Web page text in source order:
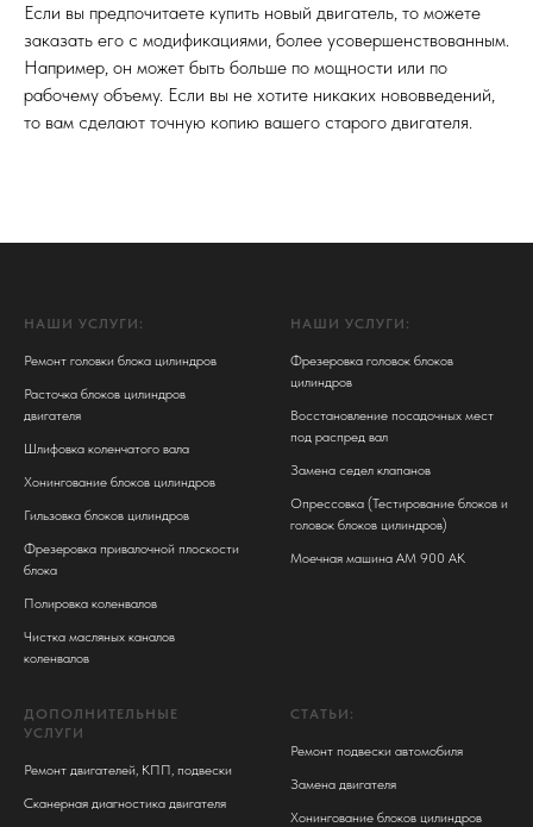
Если вы предпочитаете купить новый двигатель, то можете
заказать его с модификациями, более усовершенствованным.
Например, он может быть больше по мощности или по
рабочему объему. Если вы не хотите никаких нововведений,
то вам сделают точную копию вашего старого двигателя.
НАШИ УСЛУГИ:
Ремонт головки блока цилиндров
Расточка блоков цилиндров
двигателя
Шлифовка коленчатого вала
Хонингование блоков цилиндров
Гильзовка блоков цилиндров
Фрезеровка привалочной плоскости
блока
Полировка коленвалов
Чистка масляных каналов
коленвалов
НАШИ УСЛУГИ:
Фрезеровка головок блоков
цилиндров
Восстановление посадочных мест
под распред вал
Замена седел клапанов
Опрессовка (Тестирование блоков и
головок блоков цилиндров)
Моечная машина АМ 900 АК
ДОПОЛНИТЕЛЬНЫЕ
УСЛУГИ
Ремонт двигателей, КПП, подвески
Сканерная диагностика двигателя
СТАТЬИ:
Ремонт подвески автомобиля
Замена двигателя
Хонингование блоков цилиндров